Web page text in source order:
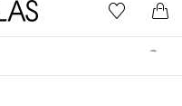
Zur Douglas Startseite
Zu Meiner